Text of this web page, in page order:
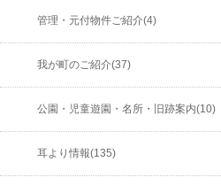
管理・元付物件ご紹介(4)
我が町のご紹介(37)
公園・児童遊園・名所・旧跡案内(10)
耳より情報(135)